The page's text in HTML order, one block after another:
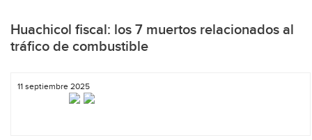
Huachicol fiscal: los 7 muertos relacionados al
tráfico de combustible
11 septiembre 2025